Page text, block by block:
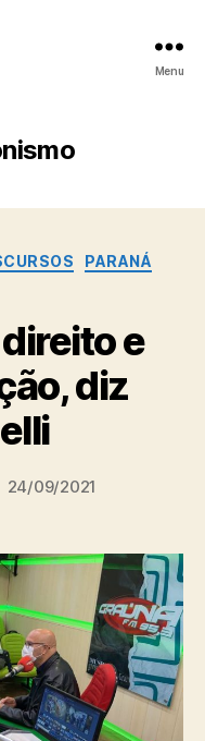
Menu
PARANÁ
e
diz
24/09/2021